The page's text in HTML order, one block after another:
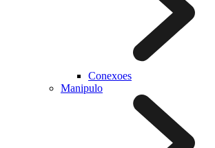
Conexoes
Manipulo